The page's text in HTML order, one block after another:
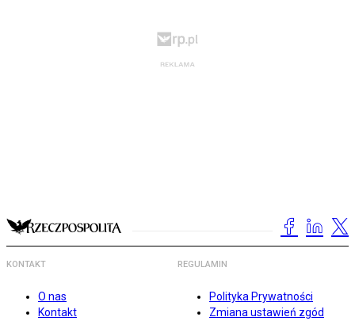
KONTAKT
O nas
Kontakt
REGULAMIN
Polityka Prywatności
Zmiana ustawień zgód